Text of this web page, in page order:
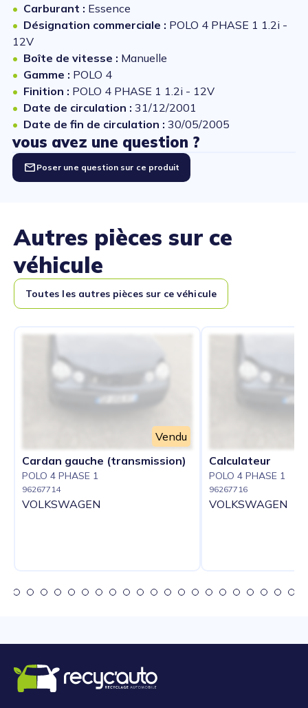
Carburant : Essence
Désignation commerciale : POLO 4 PHASE 1 1.2i -
12V
Boîte de vitesse : Manuelle
Gamme : POLO 4
Finition : POLO 4 PHASE 1 1.2i - 12V
Date de circulation : 31/12/2001
Date de fin de circulation : 30/05/2005
vous avez une question ?
Poser une question sur ce produit
Autres pièces sur ce
véhicule
Toutes les autres pièces sur ce véhicule
Vendu
Cardan gauche (transmission)
POLO 4 PHASE 1
96267714
VOLKSWAGEN
Calculateur
POLO 4 PHASE 1
96267716
VOLKSWAGEN